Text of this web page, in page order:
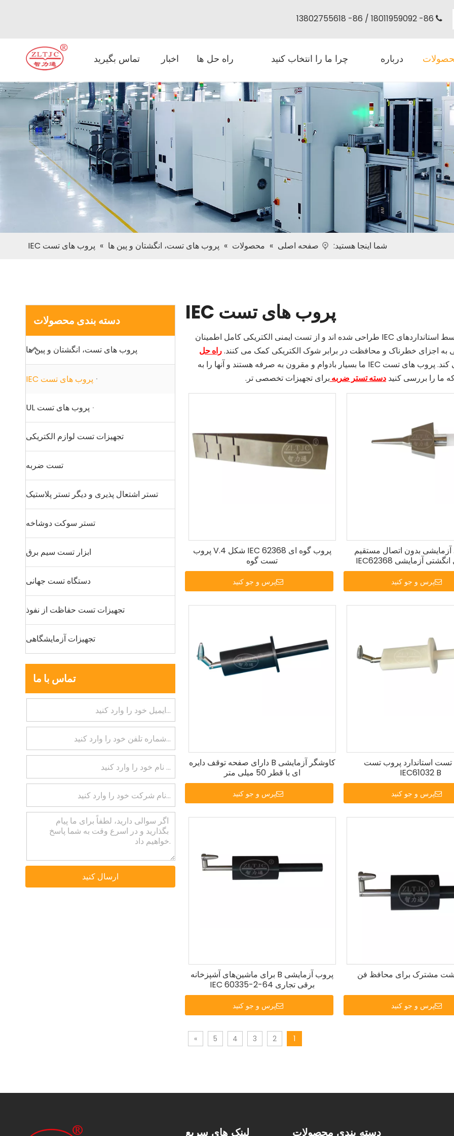

درباره چرا ما را انتخاب کنید راه حل ها اخبار تماس بگیرید
شما اینجا هستید: صفحه اصلی » محصولات » پروب های تست، انگشتان و پین ها » پروب های تست IEC
دسته بندی محصولات
پروب های تست، انگشتان و پین ها
پروب های تست IEC
پروب های تست UL
تجهیزات تست لوازم الکتریکی
تست ضربه
تستر اشتعال پذیری و دیگر تستر پلاستیک
تستر سوکت دوشاخه
ابزار تست سیم برق
دستگاه تست جهانی
تجهیزات تست حفاظت از نفوذ
تجهیزات آزمایشگاهی
تماس با ما
ارسال کنید
پروب های تست IEC
پروب های تست IEC برای شبیه سازی شرایط توصیف شده توسط استانداردهای IEC طراحی شده اند و از تست ایمنی الکتریکی کامل اطمینان
به اجزای خطرناک و محافظت در برابر شوک الکتریکی کمک می کنند.راه حل
مطابقت کامل با مقررات بین المللی را فراهم می کند. پروب های تست IEC ما بسیار بادوام و مقرون به صرفه هستند و آنها را به
ما را بررسی کنید دسته تستر ضربه برای تجهیزات تخصصی تر.
بدون اتصال مستقیم
پروب های انگشتی آزمایشی IEC62368
شکل V.1.
پرس و جو کنید
پروب گوه ای IEC 62368 شکل V.4 پروب
تست گوه
پرس و جو کنید
استاندارد پروب تست
IEC61032 B
پرس و جو کنید
کاوشگر آزمایشی B دارای صفحه توقف دایره
ای با قطر 50 میلی متر
پرس و جو کنید
مشترک برای محافظ فن
پرس و جو کنید
پروب آزمایشی B برای ماشین‌های آشپزخانه
برقی تجاری IEC 60335-2-64
پرس و جو کنید
1
2
3
4
5
»
لینک های سریع دسته بندی محصولات